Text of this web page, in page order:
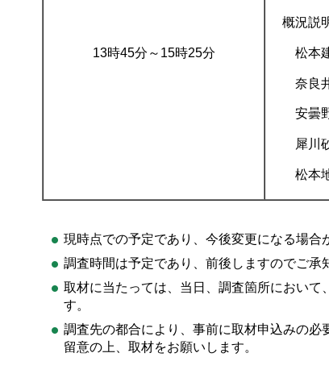
13時45分～15時25分
概況説
松本
奈良
安曇
犀川
松本
現時点での予定であり、今後変更になる場合
調査時間は予定であり、前後しますのでご承
取材に当たっては、当日、調査箇所におい
す。
調査先の都合により、事前に取材申込みの
留意の上、取材をお願いします。